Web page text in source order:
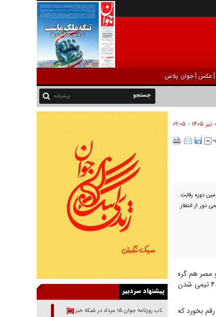
|عکس |جوان پلاس
پیشرفته
دوره رقابت
دور از انتظار
مصر هم گره
صعود را باز نکرد و ملی پوشان کشورمان با کسب سه امتیاز از مرحله گروهی صعود نکردند و با وجود ۴۸ تیمی شدن
در سه دیدار بامداد امروز یکشنبه ۷ تیر نتایجی رقم بخورد که
پیشنهاد سردبیر
بازتاب روزنامه جوان ۱۵ مرداد در شبکه خبر